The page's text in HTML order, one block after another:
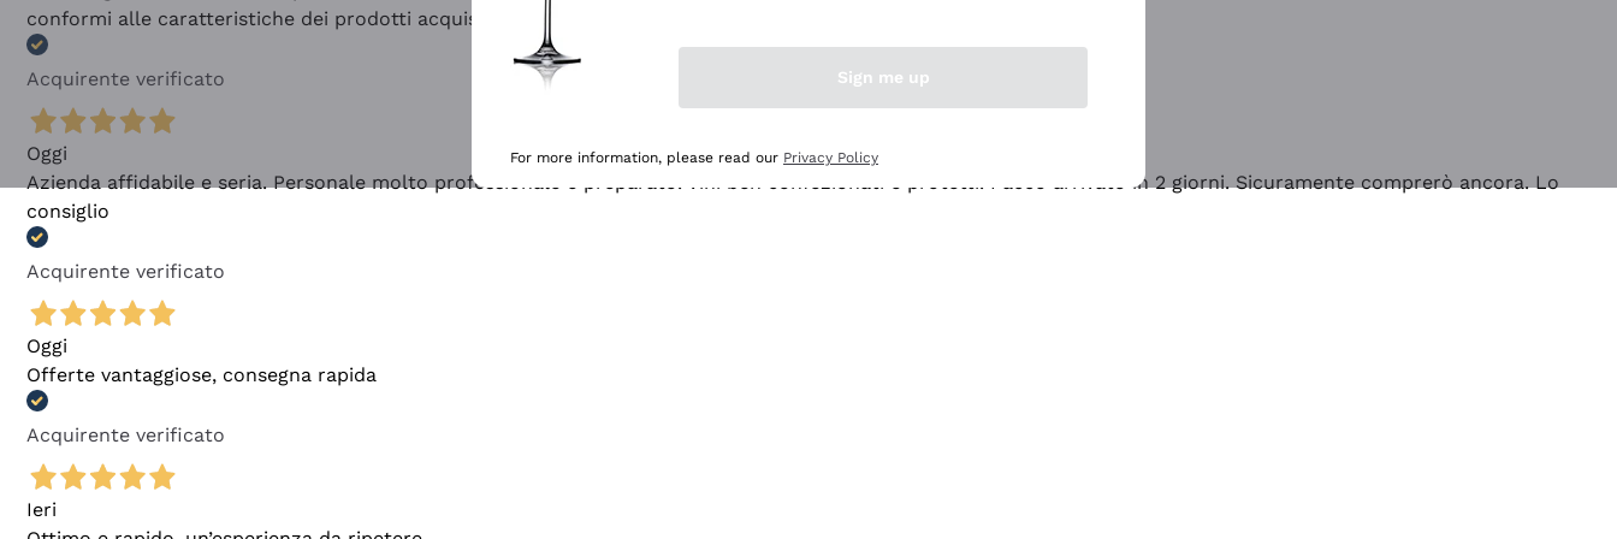
conformi alle caratteristiche dei prodotti acquistati
Acquirente verificato
Oggi
Azienda affidabile e seria. Personale molto professionale e preparato. Vini ben confezionati e protetti. Pacco arrivato in 2 giorni. Sicuramente comprerò ancora. Lo
consiglio
Acquirente verificato
Oggi
Offerte vantaggiose, consegna rapida
Acquirente verificato
Ieri
Sign me up
For more information, please read our Privacy Policy